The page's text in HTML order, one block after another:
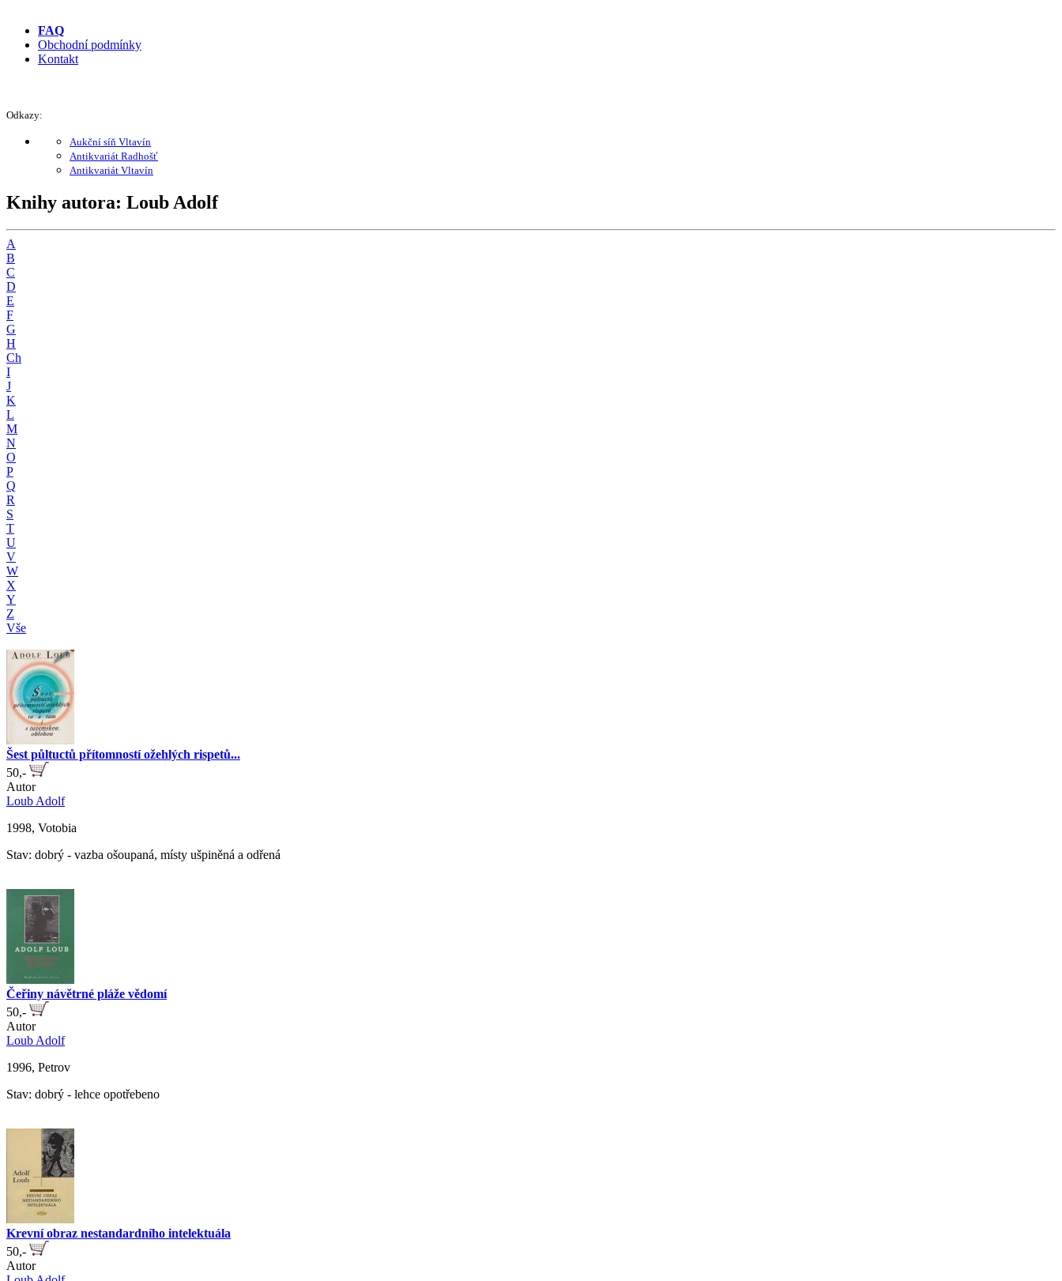
FAQ
Obchodní podmínky
Kontakt
Odkazy:
Aukční síň Vltavín
Antikvariát Radhošť
Antikvariát Vltavín
Knihy autora: Loub Adolf
A
B
C
D
E
F
G
H
Ch
I
J
K
L
M
N
O
P
Q
R
S
T
U
V
W
X
Y
Z
Vše
Šest půltuctů přítomností ožehlých rispetů...
50,-
Autor
Loub Adolf
1998, Votobia
Stav: dobrý - vazba ošoupaná, místy ušpiněná a odřená
Čeřiny návětrné pláže vědomí
50,-
Autor
Loub Adolf
1996, Petrov
Stav: dobrý - lehce opotřebeno
Krevní obraz nestandardního intelektuála
50,-
Autor